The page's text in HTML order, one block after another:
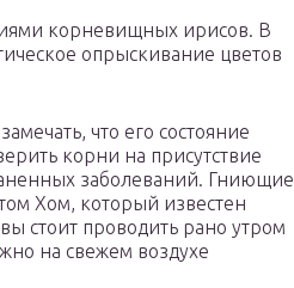
корневищных ирисов. В
опрыскивание цветов
что его состояние
корни на присутствие
заболеваний. Гниющие
Хом, который известен
стоит проводить рано утром
на свежем воздухе